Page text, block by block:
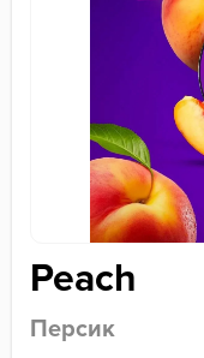
Peach
Персик